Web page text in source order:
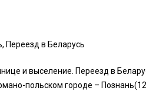
Переезд в Беларусь
и выселение. Переезд в
польском городе –